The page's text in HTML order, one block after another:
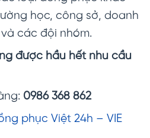
học, công sở, doanh
các đội nhóm.
được hầu hết nhu cầu
0986 368 862
phục Việt 24h – VIE